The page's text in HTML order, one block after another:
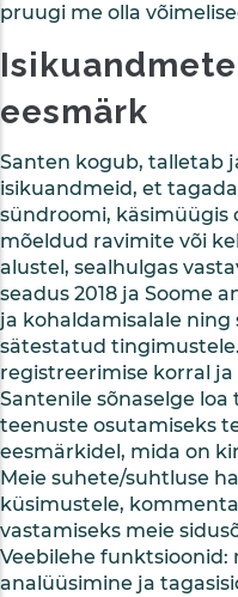
pruugi me olla
eesmärk
Santen kogub, talletab
isikuandmeid, et
sündroomi, käsimüügis
mõeldud ravimite või
alustel, sealhulgas
seadus 2018 ja Soome
ja kohaldamisalale ning
sätestatud
registreerimise korral
Santenile sõnaselge
teenuste osutamiseks
eesmärkidel, mida on
Meie suhete/suhtluse
küsimustele,
vastamiseks meie
Veebilehe funktsioonid:
analüüsimine ja